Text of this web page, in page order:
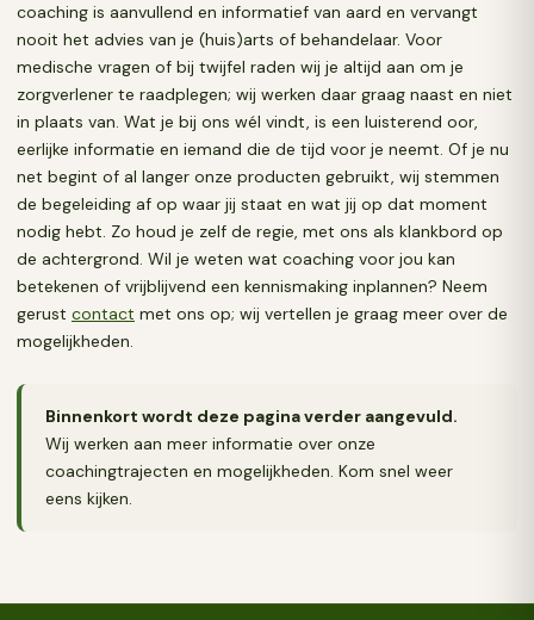
coaching is aanvullend en informatief van aard en vervangt
nooit het advies van je (huis)arts of behandelaar. Voor
medische vragen of bij twijfel raden wij je altijd aan om je
zorgverlener te raadplegen; wij werken daar graag naast en niet
in plaats van. Wat je bij ons wél vindt, is een luisterend oor,
eerlijke informatie en iemand die de tijd voor je neemt. Of je nu
net begint of al langer onze producten gebruikt, wij stemmen
de begeleiding af op waar jij staat en wat jij op dat moment
nodig hebt. Zo houd je zelf de regie, met ons als klankbord op
de achtergrond. Wil je weten wat coaching voor jou kan
betekenen of vrijblijvend een kennismaking inplannen? Neem
gerust contact met ons op; wij vertellen je graag meer over de
mogelijkheden.
Binnenkort wordt deze pagina verder aangevuld.
Wij werken aan meer informatie over onze
coachingtrajecten en mogelijkheden. Kom snel weer
eens kijken.